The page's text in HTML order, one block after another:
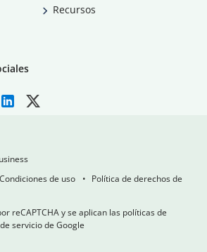
Recursos
Condiciones de uso
Política de derechos de
reCAPTCHA y se aplican las políticas de
servicio de Google